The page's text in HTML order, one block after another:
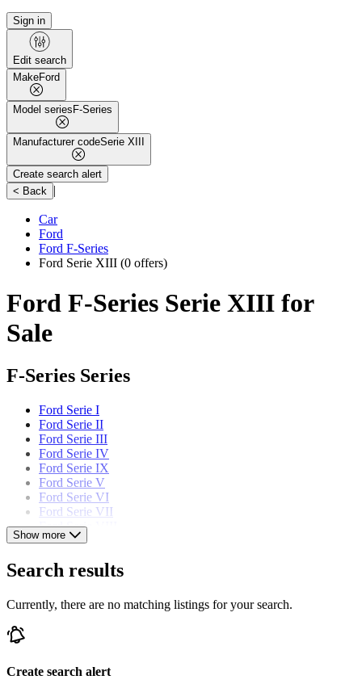
Sign in
Edit search
MakeFord
Model series F-Series
Manufacturer codeSerie XIII
Create search alert
< Back |
Car
Ford
Ford F-Series
Ford Serie XIII (0 offers)
Ford F-Series Serie XIII for
Sale
F-Series Series
Ford Serie I
Ford Serie II
Ford Serie III
Ford Serie IV
Ford Serie IX
Ford Serie V
Ford Serie VI
Ford Serie VII
Ford Serie VIII
Ford Serie X
Ford Serie XII
Ford Series II
Ford models
Ford Capri
Show more
Search results
Currently, there are no matching listings for your search.
Create search alert